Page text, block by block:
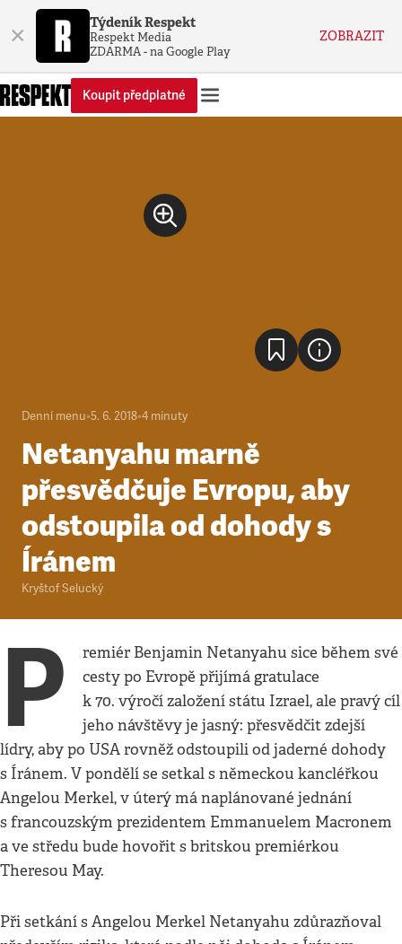
× Týdeník Respekt
Respekt Media
ZDARMA - na Google Play
ZOBRAZIT
Koupit předplatné
Denní menu•5. 6. 2018•4 minuty
Netanyahu marně
přesvědčuje Evropu, aby
odstoupila od dohody s
Íránem
Kryštof Selucký
P
remiér Benjamin Netanyahu sice během své
cesty po Evropě přijímá gratulace
k 70. výročí založení státu Izrael, ale pravý cíl
jeho návštěvy je jasný: přesvědčit zdejší
lídry, aby po USA rovněž odstoupili od jaderné dohody
s Íránem. V pondělí se setkal s německou kancléřkou
Angelou Merkel, v úterý má naplánované jednání
s francouzským prezidentem Emmanuelem Macronem
a ve středu bude hovořit s britskou premiérkou
Theresou May.
Při setkání s Angelou Merkel Netanyahu zdůrazňoval